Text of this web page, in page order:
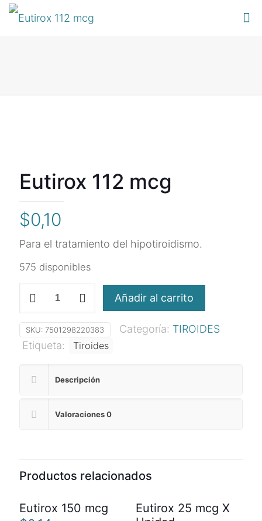
Eutirox 112 mcg
$0,10
Para el tratamiento del hipotiroidismo.
575 disponibles
112
cantidad
Añadir al carrito
SKU: 7501298220383 Categoría: TIROIDES
Etiqueta:
Tiroides
Descripción
Valoraciones0
Productos relacionados
Eutirox 150 mcg
Eutirox 25 mcg X